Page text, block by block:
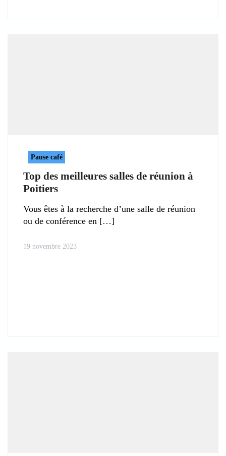
Pause café
Top des meilleures salles de réunion à
Poitiers
Vous êtes à la recherche d’une salle de réunion
ou de conférence en
19 novembre 2023